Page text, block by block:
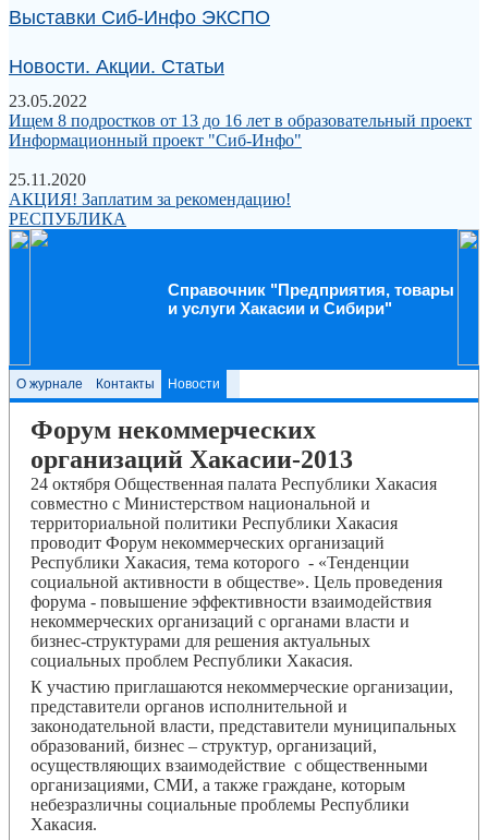
Выставки Сиб-Инфо ЭКСПО
Новости. Акции. Статьи
23.05.2022
Ищем 8 подростков от 13 до 16 лет в образовательный проект
Информационный проект "Сиб-Инфо"
25.11.2020
АКЦИЯ! Заплатим за рекомендацию!
РЕСПУБЛИКА
Справочник "Предприятия, товары
и услуги Хакасии и Сибири"
О журнале Контакты Новости
Форум некоммерческих
организаций Хакасии-2013
24 октября Общественная палата Республики Хакасия
совместно с Министерством национальной и
территориальной политики Республики Хакасия
проводит Форум некоммерческих организаций
Республики Хакасия, тема которого - «Тенденции
социальной активности в обществе». Цель проведения
форума - повышение эффективности взаимодействия
некоммерческих организаций с органами власти и
бизнес-структурами для решения актуальных
социальных проблем Республики Хакасия.
К участию приглашаются некоммерческие организации,
представители органов исполнительной и
законодательной власти, представители муниципальных
образований, бизнес – структур, организаций,
осуществляющих взаимодействие с общественными
организациями, СМИ, а также граждане, которым
небезразличны социальные проблемы Республики
Хакасия.